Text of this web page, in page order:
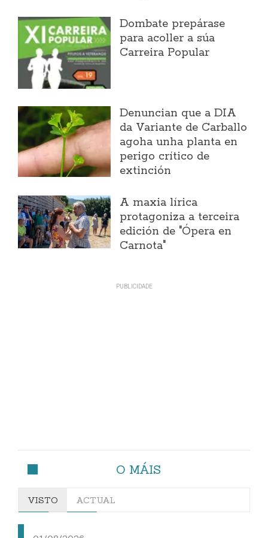
Dombate prepárase
para acoller a súa
Carreira Popular
Denuncian que a DIA
da Variante de Carballo
agoha unha planta en
perigo crítico de
extinción
A maxia lírica
protagoniza a terceira
edición de "Ópera en
Carnota"
O MÁIS
VISTO ACTUAL